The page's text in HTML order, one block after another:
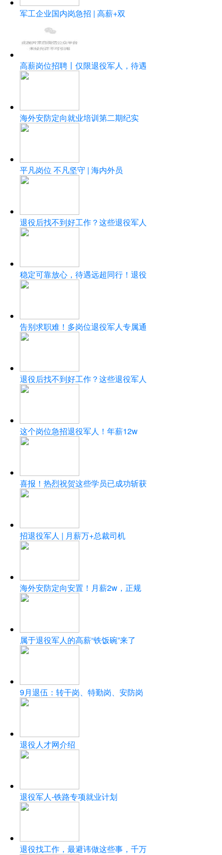
军工企业国内岗急招 | 高薪+双
高薪岗位招聘丨仅限退役军人，待遇
海外安防定向就业培训第二期纪实
平凡岗位 不凡坚守 | 海内外员
退役后找不到好工作？这些退役军人
稳定可靠放心，待遇远超同行！退役
告别求职难！多岗位退役军人专属通
退役后找不到好工作？这些退役军人
这个岗位急招退役军人！年薪12w
喜报！热烈祝贺这些学员已成功斩获
招退役军人 | 月薪万+总裁司机
海外安防定向安置！月薪2w，正规
属于退役军人的高薪“铁饭碗”来了
9月退伍：转干岗、特勤岗、安防岗
退役人才网介绍
退役军人-铁路专项就业计划
退役找工作，最避讳做这些事，千万